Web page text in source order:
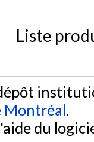
Liste
Montréal.
du